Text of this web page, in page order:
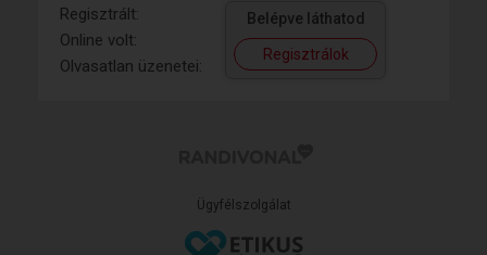
Regisztrált:
Online volt:
Olvasatlan üzenetei:
Belépve láthatod
Regisztrálok
Ügyfélszolgálat